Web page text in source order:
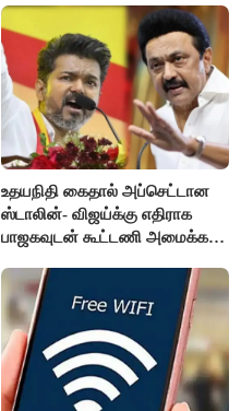
உதயநிதி கைதால் அப்செட்டான
ஸ்டாலின்- விஜய்க்கு எதிராக
பாஜகவுடன் கூட்டணி அமைக்க